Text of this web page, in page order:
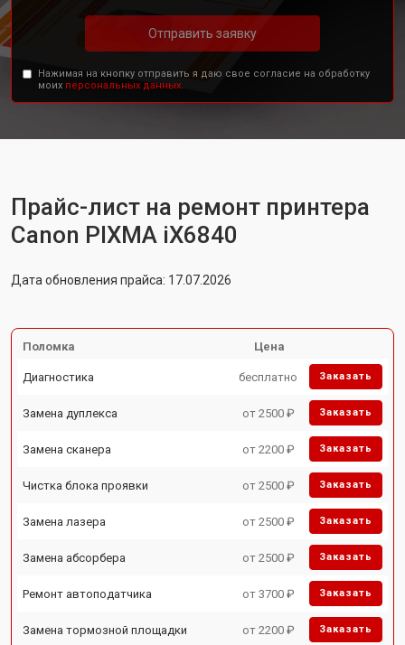
Отправить заявку
Нажимая на кнопку отправить я даю свое согласие на обработку
моих персональных данных.
Прайс-лист на ремонт принтера
Canon PIXMA iX6840
Дата обновления прайса: 17.07.2026
Поломка Цена
Диагностика бесплатно Заказать
Замена дуплекса от 2500 ₽ Заказать
Замена сканера от 2200 ₽ Заказать
Чистка блока проявки от 2500 ₽ Заказать
Замена лазера от 2500 ₽ Заказать
Замена абсорбера от 2500 ₽ Заказать
Ремонт автоподатчика от 3700 ₽ Заказать
Замена тормозной площадки от 2200 ₽ Заказать